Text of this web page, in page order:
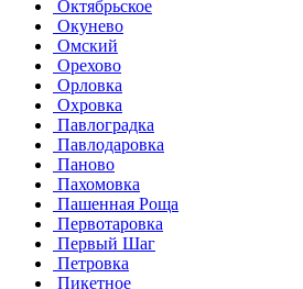
Октябрьское
Окунево
Омский
Орехово
Орловка
Охровка
Павлоградка
Павлодаровка
Паново
Пахомовка
Пашенная Роща
Первотаровка
Первый Шаг
Петровка
Пикетное